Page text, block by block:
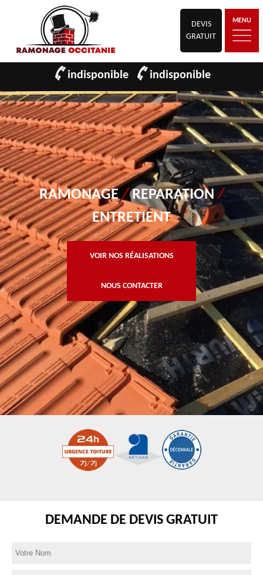
DEVIS
GRATUIT
MENU
indisponible indisponible
RAMONAGE/REPARATION/
ENTRETIENT
VOIR NOS RÉALISATIONS
NOUS CONTACTER
DEMANDE DE DEVIS GRATUIT